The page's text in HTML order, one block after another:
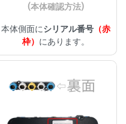
(本体確認方法)
本体側面にシリアル番号（赤
枠） にあります。